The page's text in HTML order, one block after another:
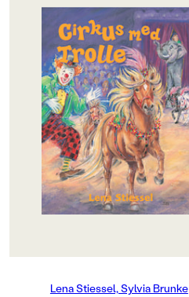
SPRÅK
Svenska
SERIE
Börja läsa
PUBLICERINGSDATUM
1999-07-01
MILJÖMÄRKNING
Lena Stiessel, Sylvia Brunke